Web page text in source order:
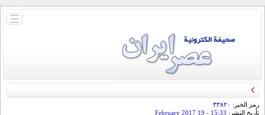
باز
رمز الخبر: ۳۳۸۲۰
تأريخ النشر: 15:33
- 19 February 2017